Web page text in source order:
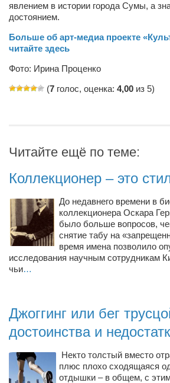
Писатели
Режиссёры
Художники
Надія Белокур
Римма Миленкова
Александр Садовский
Сергей Степанов
Анна Черненко
Марина Фенота
Гостиная
Конкурсы
Фестиваль. Конкурс «Колибри» 2017
Конкурс «Колибри» 2016
Конкурс «Колибри» 2015
явлением в истории города Сумы, а
достоянием.
Больше об арт-медиа проекте
читайте здесь
Фото: Ирина Проценко
(7 голос, оценка: 4,00 из 5)
Читайте ещё по теме:
Коллекционер – это
До недавнего времени в
коллекционера Оскара
было больше вопросов,
снятие табу на
время имена позволило
исследования научным сотрудникам
чьи…
Джоггинг или бег
достоинства и
Некто толстый вместо
плюс плохо сходящаяся
отдышки – в общем, с